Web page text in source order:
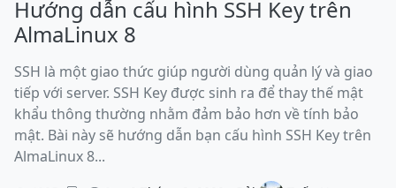
Hướng dẫn cấu hình SSH Key trên
AlmaLinux 8
SSH là một giao thức giúp người dùng quản lý và giao
tiếp với server. SSH Key được sinh ra để thay thế mật
khẩu thông thường nhằm đảm bảo hơn về tính bảo
mật. Bài này sẽ hướng dẫn bạn cấu hình SSH Key trên
AlmaLinux 8...